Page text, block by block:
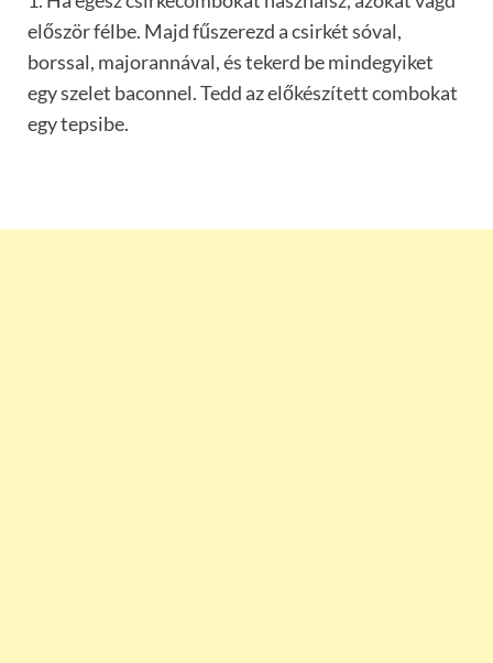
először félbe. Majd fűszerezd a csirkét sóval,
borssal, majorannával, és tekerd be mindegyiket
egy szelet baconnel. Tedd az előkészített combokat
egy tepsibe.